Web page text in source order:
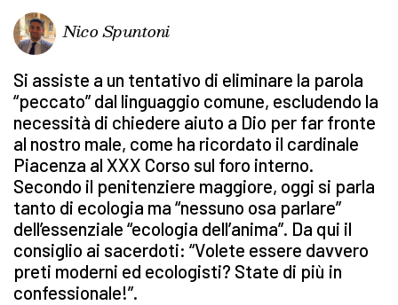
Nico Spuntoni
Si assiste a un tentativo di eliminare la parola
“peccato” dal linguaggio comune, escludendo la
necessità di chiedere aiuto a Dio per far fronte
al nostro male, come ha ricordato il cardinale
Piacenza al XXX Corso sul foro interno.
Secondo il penitenziere maggiore, oggi si parla
tanto di ecologia ma “nessuno osa parlare”
dell’essenziale “ecologia dell’anima”. Da qui il
consiglio ai sacerdoti: “Volete essere davvero
preti moderni ed ecologisti? State di più in
confessionale!”.